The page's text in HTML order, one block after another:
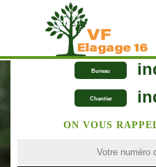
Bureau
Chantier
ON VOUS